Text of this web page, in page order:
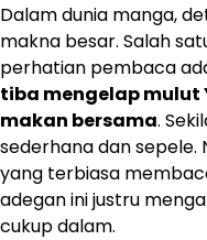
Dalam dunia manga,
makna besar. Salah
perhatian pembaca
tiba mengelap mulut
makan bersama.
sederhana dan
yang terbiasa
adegan ini justru
cukup dalam.